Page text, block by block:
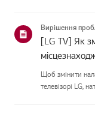
Вирішення
[LG TV] Як
Щоб змінити
телевізорі LG,